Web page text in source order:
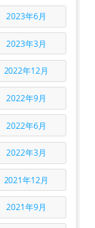
2023年6月
2023年3月
2022年12月
2022年9月
2022年6月
2022年3月
2021年12月
2021年9月